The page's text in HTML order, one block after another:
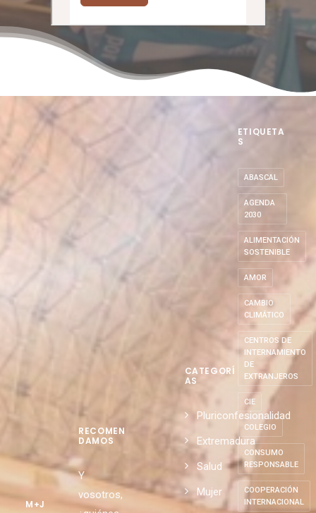
RECOMEN
DAMOS
Y
CATEGORÍ
AS
Pluriconfesionalidad
Extremadura
Salud
ABASCAL
AGENDA
2030
ALIMENTACIÓN
SOSTENIBLE
AMOR
CAMBIO
CLIMÁTICO
CENTROS DE
INTERNAMIENTO
DE
EXTRANJEROS
CIE
COLEGIO
CONSUMO
RESPONSABLE